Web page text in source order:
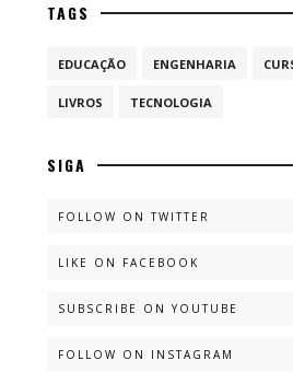
TAGS
EDUCAÇÃO ENGENHARIA
LIVROS TECNOLOGIA
SIGA
FOLLOW ON TWITTER
LIKE ON FACEBOOK
SUBSCRIBE ON YOUTUBE
FOLLOW ON INSTAGRAM